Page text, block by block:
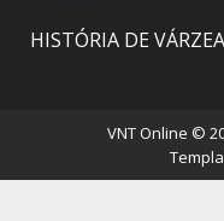
HISTÓRIA DE VÁRZEA
VNT Online ©